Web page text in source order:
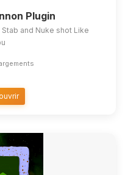
Plugin
and Nuke shot Like